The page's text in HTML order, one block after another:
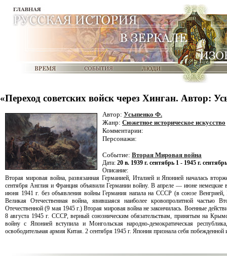
«Переход советских войск через Хинган. Автор:
Автор: Усыпенко Ф.
Жанр: Сюжетное историческое искусство
Комментарии:
Персонажи:
Событие: Вторая Мировая война
Дата: 20 в. 1939 г. сентябрь 1 - 1945 г.
Описание:
Вторая мировая война, развязанная Германией, Италией и Японией началась
сентября Англия и Франция объявили Германии войну. В апреле — июне
июня 1941 г. без объявления войны Германия напала на СССР (в союзе
Великая Отечественная война, явившаяся наиболее кровопролитной
Отечественной (9 мая 1945 г.) Вторая мировая война не закончилась. Военные
8 августа 1945 г. СССР, верный союзническим обязательствам, принятым на
войну с Японией вступила и Монгольская народно-демократическая
освободительная армия Китая. 2 сентября 1945 г. Япония признала себя побежденной